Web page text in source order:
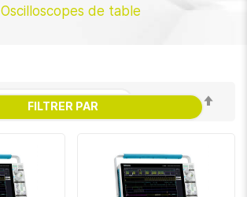
Oscilloscopes de table
FILTRER PAR